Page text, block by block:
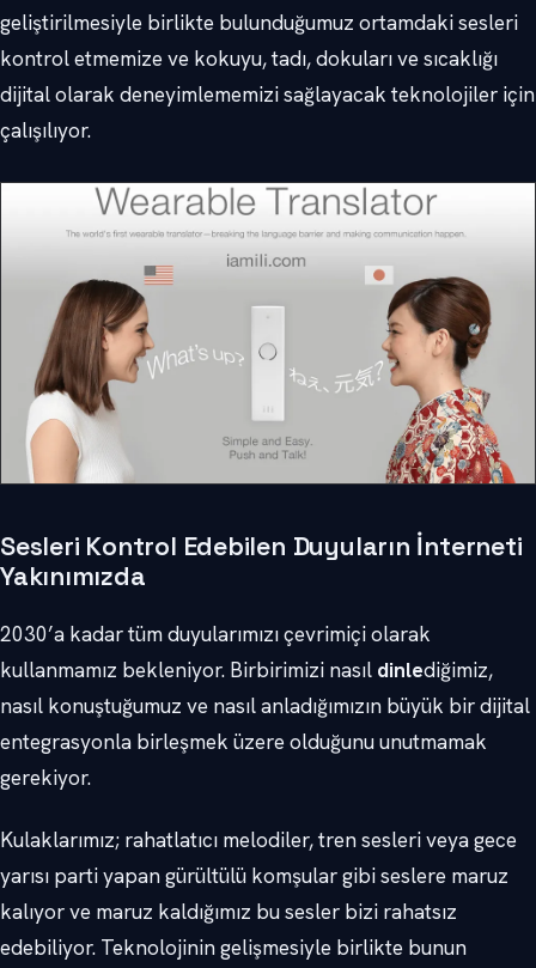
geliştirilmesiyle birlikte bulunduğumuz ortamdaki sesleri
kontrol etmemize ve kokuyu, tadı, dokuları ve sıcaklığı
dijital olarak deneyimlememizi sağlayacak teknolojiler için
çalışılıyor.
Sesleri Kontrol Edebilen Duyuların İnterneti
Yakınımızda
2030’a kadar tüm duyularımızı çevrimiçi olarak
kullanmamız bekleniyor. Birbirimizi nasıl dinlediğimiz,
nasıl konuştuğumuz ve nasıl anladığımızın büyük bir dijital
entegrasyonla birleşmek üzere olduğunu unutmamak
gerekiyor.
Kulaklarımız; rahatlatıcı melodiler, tren sesleri veya gece
yarısı parti yapan gürültülü komşular gibi seslere maruz
kalıyor ve maruz kaldığımız bu sesler bizi rahatsız
edebiliyor. Teknolojinin gelişmesiyle birlikte bunun